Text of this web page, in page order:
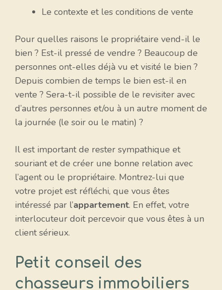
Le contexte et les conditions de vente
Pour quelles raisons le propriétaire vend-il le
bien ? Est-il pressé de vendre ? Beaucoup de
personnes ont-elles déjà vu et visité le bien ?
Depuis combien de temps le bien est-il en
vente ? Sera-t-il possible de le revisiter avec
d’autres personnes et/ou à un autre moment de
la journée (le soir ou le matin) ?
Il est important de rester sympathique et
souriant et de créer une bonne relation avec
l’agent ou le propriétaire. Montrez-lui que
votre projet est réfléchi, que vous êtes
intéressé par l’appartement. En effet, votre
interlocuteur doit percevoir que vous êtes à un
client sérieux.
Petit conseil des
chasseurs immobiliers